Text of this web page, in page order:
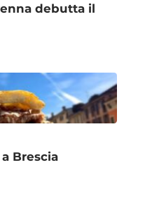
debutta il
Brescia